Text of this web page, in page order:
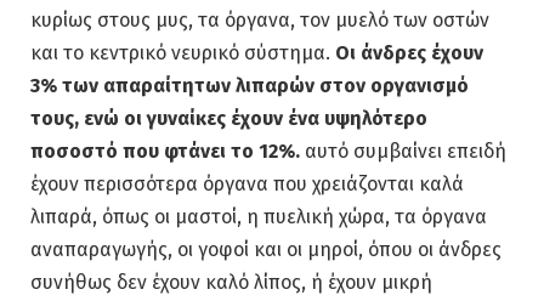
κυρίως στους μυς, τα όργανα, τον μυελό των οστών
και το κεντρικό νευρικό σύστημα. Οι άνδρες έχουν
3% των απαραίτητων λιπαρών στον οργανισμό
τους, ενώ οι γυναίκες έχουν ένα υψηλότερο
ποσοστό που φτάνει το 12%. αυτό συμβαίνει επειδή
έχουν περισσότερα όργανα που χρειάζονται καλά
λιπαρά, όπως οι μαστοί, η πυελική χώρα, τα όργανα
αναπαραγωγής, οι γοφοί και οι μηροί, όπου οι άνδρες
συνήθως δεν έχουν καλό λίπος, ή έχουν μικρή